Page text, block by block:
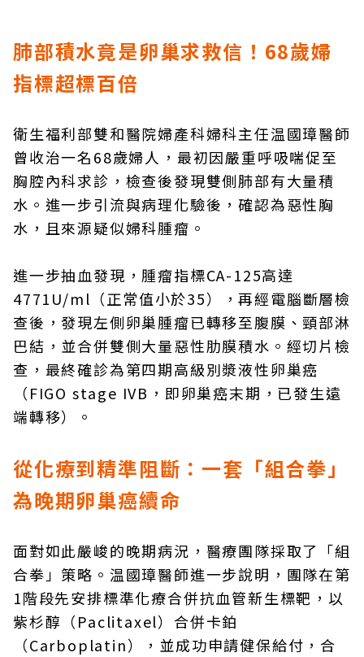
肺部積水竟是卵巢求救信！68歲婦
指標超標百倍
衛生福利部雙和醫院婦產科婦科主任温國璋醫師
曾收治一名68歲婦人，最初因嚴重呼吸喘促至
胸腔內科求診，檢查後發現雙側肺部有大量積
水。進一步引流與病理化驗後，確認為惡性胸
水，且來源疑似婦科腫瘤。
進一步抽血發現，腫瘤指標CA-125高達
4771U/ml（正常值小於35），再經電腦斷層檢
查後，發現左側卵巢腫瘤已轉移至腹膜、頸部淋
巴結，並合併雙側大量惡性肋膜積水。經切片檢
查，最終確診為第四期高級別漿液性卵巢癌
（FIGO stage IVB，即卵巢癌末期，已發生遠
端轉移）。
從化療到精準阻斷：一套「組合拳」
為晚期卵巢癌續命
面對如此嚴峻的晚期病況，醫療團隊採取了「組
合拳」策略。温國璋醫師進一步說明，團隊在第
1階段先安排標準化療合併抗血管新生標靶，以
紫杉醇（Paclitaxel）合併卡鉑
（Carboplatin），並成功申請健保給付，合